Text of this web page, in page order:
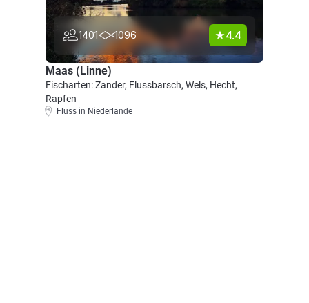
1401 1096 4.4
Maas (Linne)
Fischarten: Zander, Flussbarsch, Wels, Hecht,
Rapfen
Fluss in Niederlande